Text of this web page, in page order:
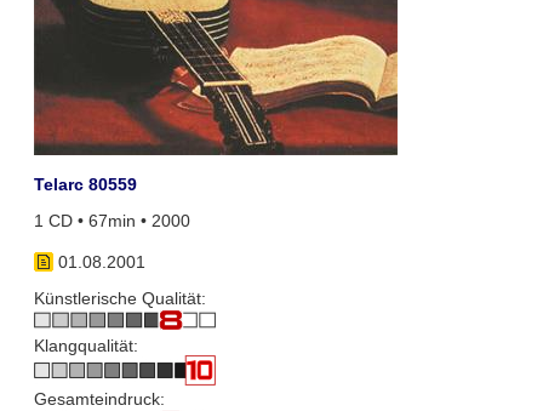
Telarc 80559
1 CD • 67min • 2000
01.08.2001
Künstlerische Qualität:
Klangqualität:
Gesamteindruck: